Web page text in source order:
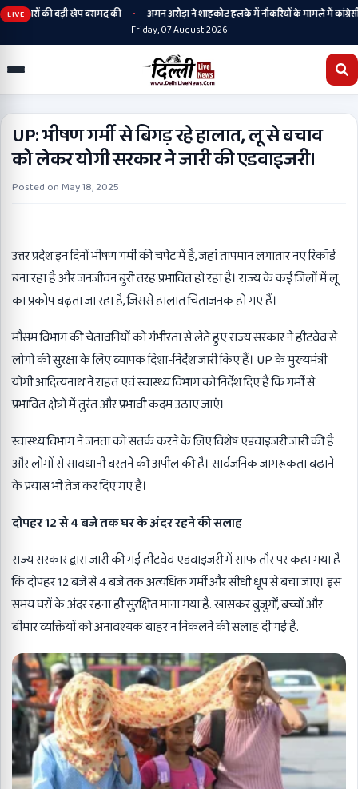
LIVE की बड़ी खेप बरामद की •
अमन अरोड़ा ने शाहकोट हलके में नौकरियों के मामले में कांग्रेसी
Friday, 07 August 2026
UP: भीषण गर्मी से बिगड़ रहे हालात, लू से बचाव
को लेकर योगी सरकार ने जारी की एडवाइजरी।
Posted on May 18, 2025
उत्तर प्रदेश इन दिनों भीषण गर्मी की चपेट में है, जहां तापमान लगातार नए रिकॉर्ड
बना रहा है और जनजीवन बुरी तरह प्रभावित हो रहा है। राज्य के कई जिलों में लू
का प्रकोप बढ़ता जा रहा है, जिससे हालात चिंताजनक हो गए हैं।
मौसम विभाग की चेतावनियों को गंभीरता से लेते हुए राज्य सरकार ने हीटवेव से
लोगों की सुरक्षा के लिए व्यापक दिशा-निर्देश जारी किए हैं। UP के मुख्यमंत्री
योगी आदित्यनाथ ने राहत एवं स्वास्थ्य विभाग को निर्देश दिए हैं कि गर्मी से
प्रभावित क्षेत्रों में तुरंत और प्रभावी कदम उठाए जाएं।
स्वास्थ्य विभाग ने जनता को सतर्क करने के लिए विशेष एडवाइजरी जारी की है
और लोगों से सावधानी बरतने की अपील की है। सार्वजनिक जागरूकता बढ़ाने
के प्रयास भी तेज कर दिए गए हैं।
दोपहर 12 से 4 बजे तक घर के अंदर रहने की सलाह
राज्य सरकार द्वारा जारी की गई हीटवेव एडवाइजरी में साफ तौर पर कहा गया है
कि दोपहर 12 बजे से 4 बजे तक अत्यधिक गर्मी और सीधी धूप से बचा जाए। इस
समय घरों के अंदर रहना ही सुरक्षित माना गया है. खासकर बुजुर्गों, बच्चों और
बीमार व्यक्तियों को अनावश्यक बाहर न निकलने की सलाह दी गई है.